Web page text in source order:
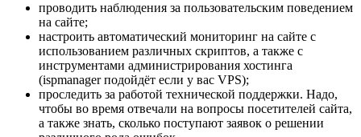
проводить наблюдения за пользовательским поведением
на сайте;
настроить автоматический мониторинг на сайте с
использованием различных скриптов, а также с
инструментами администрирования хостинга
(ispmanager подойдёт если у вас VPS);
проследить за работой технической поддержки. Надо,
чтобы во время отвечали на вопросы посетителей сайта,
а также знать, сколько поступают заявок о решении